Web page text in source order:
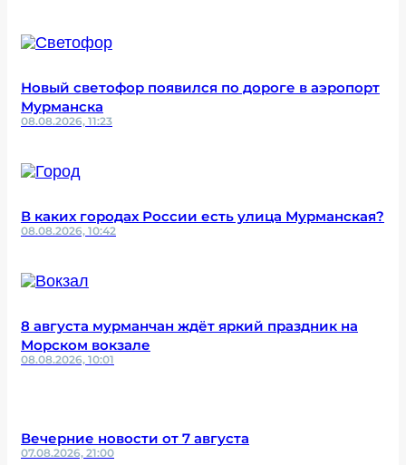
Новый светофор появился по дороге в аэропорт
Мурманска
08.08.2026, 11:23
В каких городах России есть улица Мурманская?
08.08.2026, 10:42
8 августа мурманчан ждёт яркий праздник на
Морском вокзале
08.08.2026, 10:01
Вечерние новости от 7 августа
07.08.2026, 21:00